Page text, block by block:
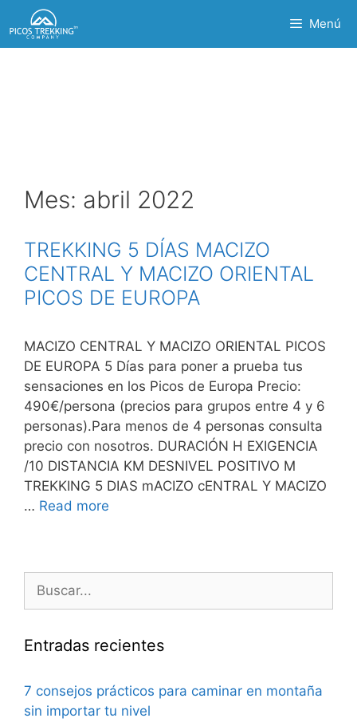
Saltar
al
contenido
Menú
Mes: abril 2022
TREKKING 5 DÍAS MACIZO
CENTRAL Y MACIZO ORIENTAL
PICOS DE EUROPA
MACIZO CENTRAL Y MACIZO ORIENTAL PICOS
DE EUROPA 5 Días para poner a prueba tus
sensaciones en los Picos de Europa Precio:
490€/persona (precios para grupos entre 4 y 6
personas).Para menos de 4 personas consulta
precio con nosotros. DURACIÓN H EXIGENCIA
/10 DISTANCIA KM DESNIVEL POSITIVO M
TREKKING 5 DIAS mACIZO cENTRAL Y MACIZO
… Read more
Buscar:
Entradas recientes
7 consejos prácticos para caminar en montaña
sin importar tu nivel